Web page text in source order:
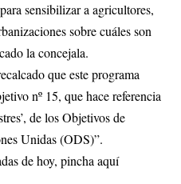
sensibilizar a agricultores,
sobre cuáles son
la concejala.
que este programa
nº 15, que hace referencia
de los Objetivos de
Unidas (ODS)”.
de hoy, pincha aquí